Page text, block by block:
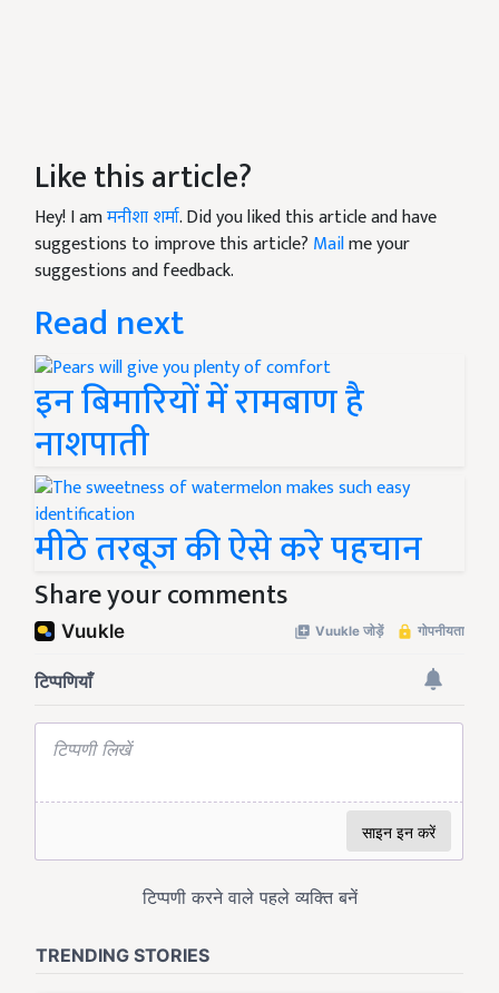
Like this article?
Hey! I amमनीशा शर्मा. Did you liked this article and have
suggestions to improve this article? Mailme your
suggestions and feedback.
Read next
इन बिमारियों में रामबाण है
नाशपाती
मीठे तरबूज की ऐसे करे पहचान
Share your comments